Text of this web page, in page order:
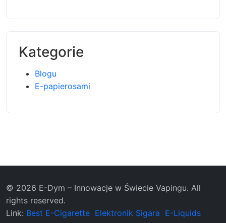
Kategorie
Blogu
E-papierosami
© 2026 E-Dym – Innowacje w Świecie Vapingu. All
rights reserved.
Link: Best E-Cigarette Elektronik Sigara E-Liquids